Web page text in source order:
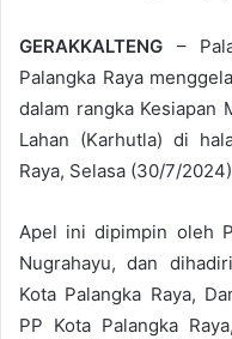
GERAKKALTENG –
Palangka Raya
dalam rangka Kesiapan
Lahan (Karhutla) di
Raya, Selasa (30/7/
Apel ini dipimpin oleh
Nugrahayu, dan
Kota Palangka Raya,
PP Kota Palangka